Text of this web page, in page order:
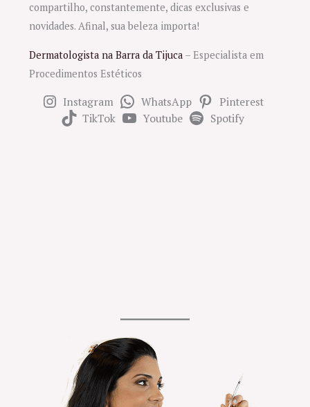
compartilho, constantemente, dicas exclusivas e
novidades. Afinal, sua beleza importa!
Dermatologista na Barra da Tijuca – Especialista em
Procedimentos Estéticos
Instagram WhatsApp
Pinterest
TikTok
Youtube Spotify